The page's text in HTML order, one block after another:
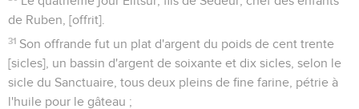
de Ruben, [offrit].
31 Son offrande fut un plat d'argent du poids de cent trente
[sicles], un bassin d'argent de soixante et dix sicles, selon le
sicle du Sanctuaire, tous deux pleins de fine farine, pétrie à
l'huile pour le gâteau ;